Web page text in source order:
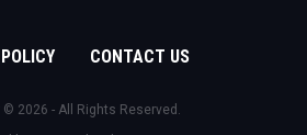
CONTACT US
© 2026 - All Rights Reserved.